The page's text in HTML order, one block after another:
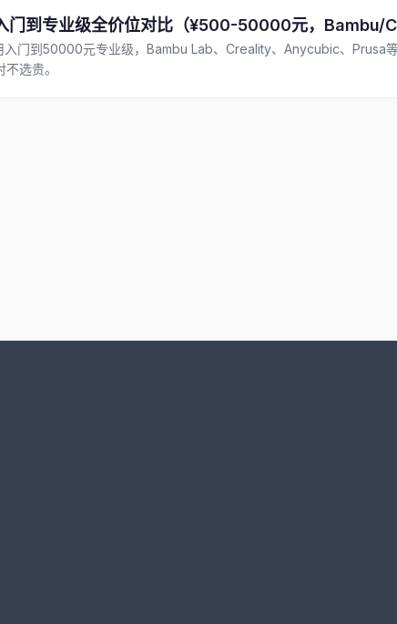
门到专业级全价位对比（¥500-50000元，Bambu/
门到50000元专业级，Bambu Lab、Creality、Anycubic、Prusa
选贵。